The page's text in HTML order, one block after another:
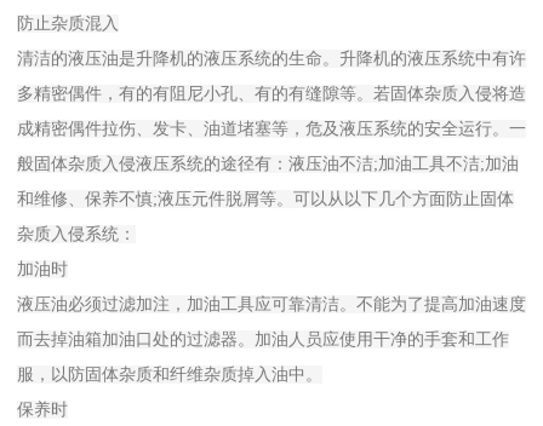
防止杂质混入
清洁的液压油是升降机的液压系统的生命。升降机的液压系统中有许
多精密偶件，有的有阻尼小孔、有的有缝隙等。若固体杂质入侵将造
成精密偶件拉伤、发卡、油道堵塞等，危及液压系统的安全运行。一
般固体杂质入侵液压系统的途径有：液压油不洁;加油工具不洁;加油
和维修、保养不慎;液压元件脱屑等。可以从以下几个方面防止固体
杂质入侵系统：
加油时
液压油必须过滤加注，加油工具应可靠清洁。不能为了提高加油速度
而去掉油箱加油口处的过滤器。加油人员应使用干净的手套和工作
服，以防固体杂质和纤维杂质掉入油中。
保养时